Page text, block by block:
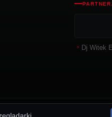
Dj Witek